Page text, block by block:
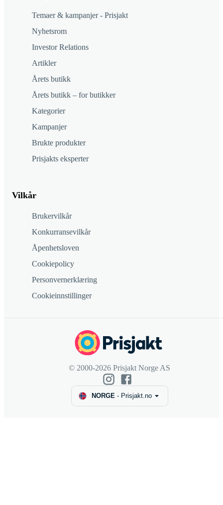
Temaer & kampanjer - Prisjakt
Nyhetsrom
Investor Relations
Artikler
Årets butikk
Årets butikk – for butikker
Kategorier
Kampanjer
Brukte produkter
Prisjakts eksperter
Vilkår
Brukervilkår
Konkurransevilkår
Åpenhetsloven
Cookiepolicy
Personvernerklæring
Cookieinnstillinger
© 2000-2026 Prisjakt Norge AS
NORGE- Prisjakt.no